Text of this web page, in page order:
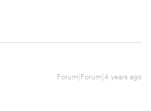
Forum|Forum|4 years ago